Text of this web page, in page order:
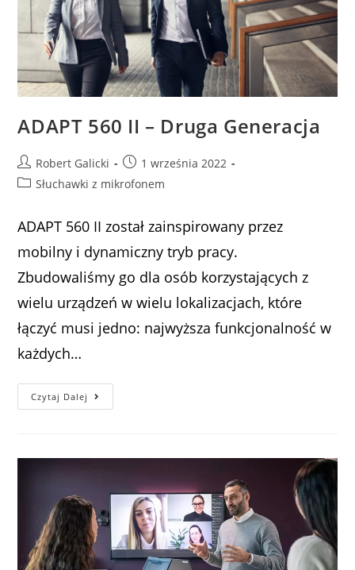
ADAPT 560 II – Druga Generacja
Robert Galicki
1 września 2022
Słuchawki z mikrofonem
ADAPT 560 II został zainspirowany przez
mobilny i dynamiczny tryb pracy.
Zbudowaliśmy go dla osób korzystających z
wielu urządzeń w wielu lokalizacjach, które
łączyć musi jedno: najwyższa funkcjonalność w
każdych…
Czytaj Dalej